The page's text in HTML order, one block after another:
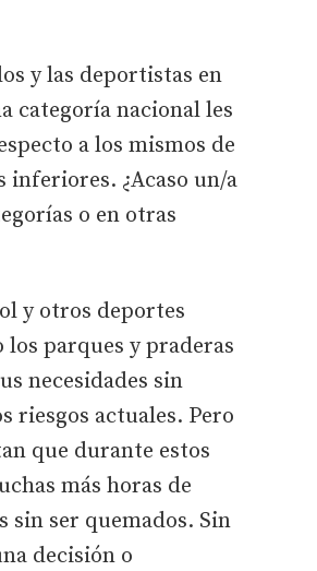
y las deportistas en
categoría nacional les
a los mismos de
inferiores. ¿Acaso un/a
o en otras
y otros deportes
parques y praderas
necesidades sin
riesgos actuales. Pero
que durante estos
más horas de
sin ser quemados. Sin
decisión o